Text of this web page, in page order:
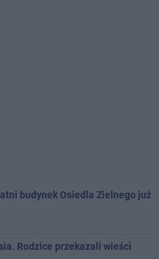
budynek Osiedla Zielnego już
Rodzice przekazali wieści